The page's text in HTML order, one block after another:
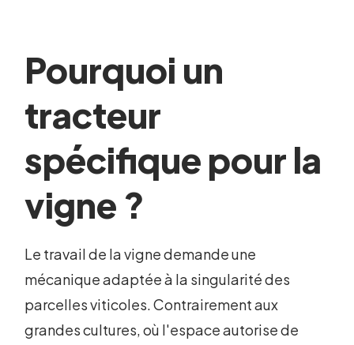
Pourquoi un
tracteur
spécifique pour la
vigne ?
Le travail de la vigne demande une
mécanique adaptée à la singularité des
parcelles viticoles. Contrairement aux
grandes cultures, où l'espace autorise de